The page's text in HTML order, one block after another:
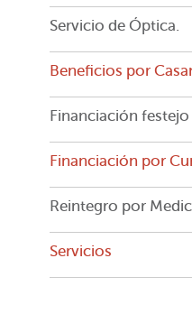
Servicio de Óptica.
Beneficios por
Financiación festejo
Financiación por
Reintegro por
Servicios